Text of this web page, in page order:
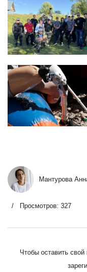
092c913b-eb1e-4c1e-
2fc94aa6bdd8
2738f109-78b3-4ae9-
435e78ca13ec
Мантурова
Просмотров: 327
Чтобы оставить